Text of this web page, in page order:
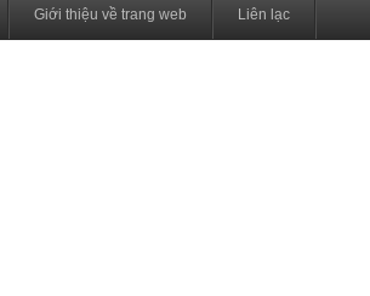
Giới thiệu về trang web Liên lạc